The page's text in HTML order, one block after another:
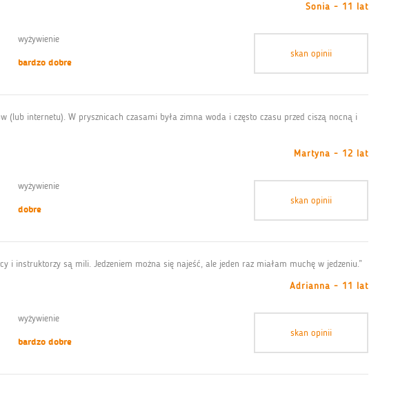
Sonia - 11 lat
wyżywienie
bardzo dobre
skan opinii
internetu). W prysznicach czasami była zimna woda i często czasu przed ciszą nocną i
Martyna - 12 lat
wyżywienie
dobre
skan opinii
i instruktorzy są mili. Jedzeniem można się najeść, ale jeden raz miałam muchę w jedzeniu.”
Adrianna - 11 lat
wyżywienie
bardzo dobre
skan opinii